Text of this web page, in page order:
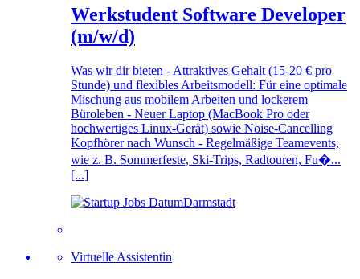
Werkstudent Software Developer
(m/w/d)
Was wir dir bieten - Attraktives Gehalt (15-20 € pro
Stunde) und flexibles Arbeitsmodell: Für eine optimale
Mischung aus mobilem Arbeiten und lockerem
Büroleben - Neuer Laptop (MacBook Pro oder
hochwertiges Linux-Gerät) sowie Noise-Cancelling
Kopfhörer nach Wunsch - Regelmäßige Teamevents,
wie z. B. Sommerfeste, Ski-Trips, Radtouren, Fu�...
[...]
Darmstadt
Virtuelle Assistentin